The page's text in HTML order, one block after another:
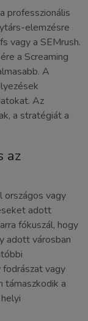
professzionális
elemzésre
vagy a SEMrush.
a Screaming
A
Az
a stratégiát a
az
országos vagy
adott
fókuszál, hogy
adott városban
vagy
támaszkodik a